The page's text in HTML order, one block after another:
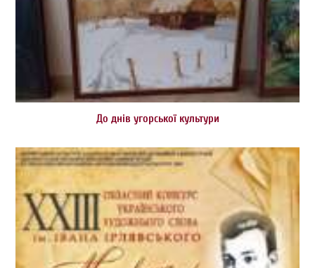
До днів угорської культури